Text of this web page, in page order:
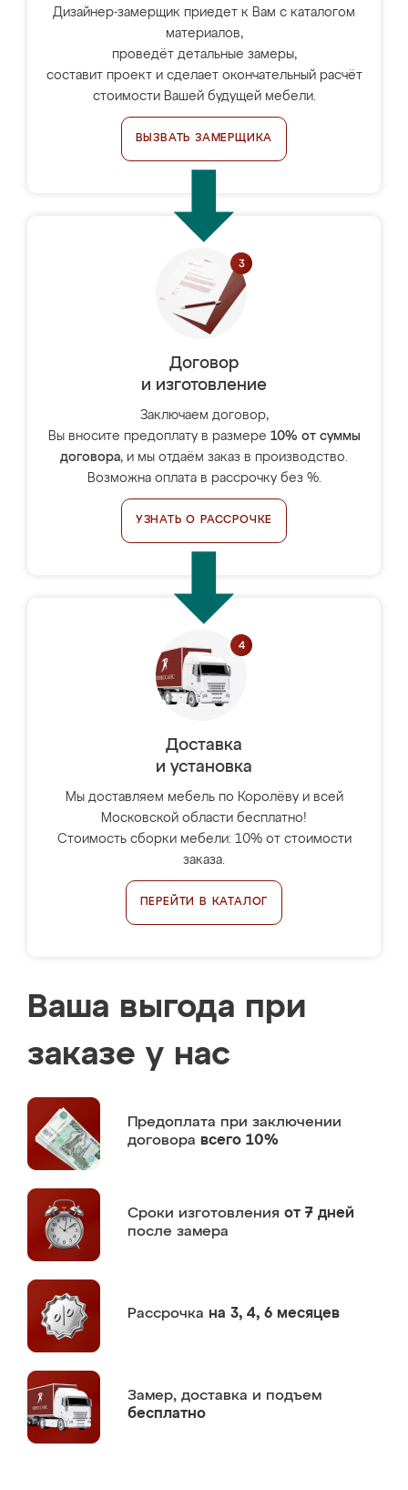
Дизайнер-замерщик приедет к Вам с каталогом
материалов,
проведёт детальные замеры,
составит проект и сделает окончательный расчёт
стоимости Вашей будущей мебели.
ВЫЗВАТЬ ЗАМЕРЩИКА
Договор
и изготовление
Заключаем договор,
Вы вносите предоплату в размере 10% от суммы
договора, и мы отдаём заказ в производство.
Возможна оплата в рассрочку без %.
УЗНАТЬ О РАССРОЧКЕ
Доставка
и установка
Мы доставляем мебель по Королёву и всей
Московской области бесплатно!
Стоимость сборки мебели: 10% от стоимости
заказа.
ПЕРЕЙТИ В КАТАЛОГ
Ваша выгода при
заказе у нас
Предоплата при заключении
договора всего 10%
Сроки изготовления от 7 дней
после замера
Рассрочка на 3, 4, 6 месяцев
Замер, доставка и подъем
бесплатно